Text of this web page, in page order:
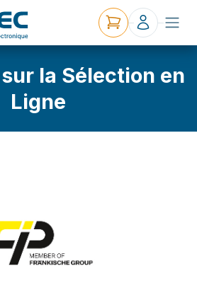
la Sélection en
Ligne